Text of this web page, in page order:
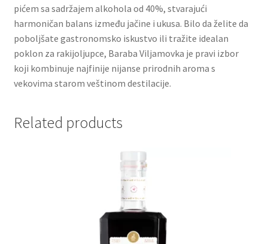
Partners
Poklon aranžmani
Premium čokolada
Prirodni proizvodi
pićem sa sadržajem alkohola od 40%, stvarajući
harmoničan balans između jačine i ukusa. Bilo da želite da
poboljšate gastronomsko iskustvo ili tražite idealan
poklon za rakijoljupce, Baraba Viljamovka je pravi izbor
koji kombinuje najfinije nijanse prirodnih aroma s
vekovima starom veštinom destilacije.
Related products